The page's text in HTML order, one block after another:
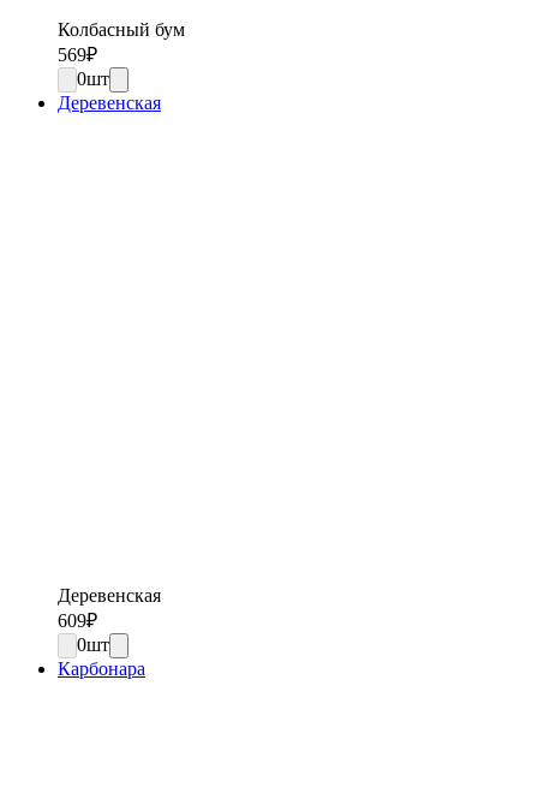
Колбасный бум
569₽
0шт
Деревенская
Деревенская
609₽
0шт
Карбонара